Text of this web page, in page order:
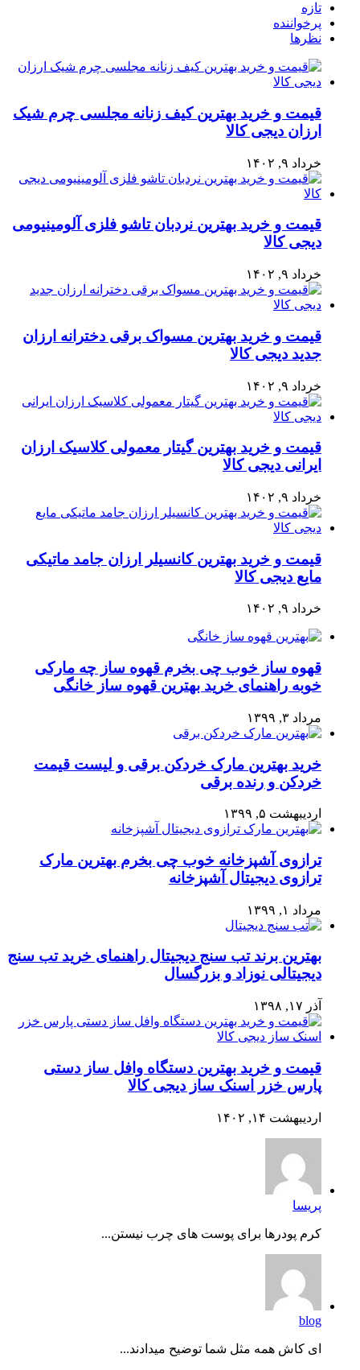
تازه
پرخواننده
نظرها
قیمت و خرید بهترین کیف زنانه مجلسی چرم شیک
ارزان دیجی کالا
خرداد ۹, ۱۴۰۲
قیمت و خرید بهترین نردبان تاشو فلزی آلومینیومی
دیجی کالا
خرداد ۹, ۱۴۰۲
قیمت و خرید بهترین مسواک برقی دخترانه ارزان
جدید دیجی کالا
خرداد ۹, ۱۴۰۲
قیمت و خرید بهترین گیتار معمولی کلاسیک ارزان
ایرانی دیجی کالا
خرداد ۹, ۱۴۰۲
قیمت و خرید بهترین کانسیلر ارزان جامد ماتیکی
مایع دیجی کالا
خرداد ۹, ۱۴۰۲
قهوه ساز خوب چی بخرم قهوه ساز چه مارکی
خوبه راهنمای خرید بهترین قهوه ساز خانگی
مرداد ۳, ۱۳۹۹
خرید بهترین مارک خردکن برقی و لیست قیمت
خردکن و رنده برقی
اردیبهشت ۵, ۱۳۹۹
ترازوی آشپزخانه خوب چی بخرم بهترین مارک
ترازوی دیجیتال آشپزخانه
مرداد ۱, ۱۳۹۹
بهترین برند تب سنج دیجیتال راهنمای خرید تب سنج
دیجیتالی نوزاد و بزرگسال
آذر ۱۷, ۱۳۹۸
قیمت و خرید بهترین دستگاه وافل ساز دستی
پارس خزر اسنک ساز دیجی کالا
اردیبهشت ۱۴, ۱۴۰۲
پریسا
کرم پودرها برای پوست های چرب نیستن...
blog
ای کاش همه مثل شما توضیح میدادند...